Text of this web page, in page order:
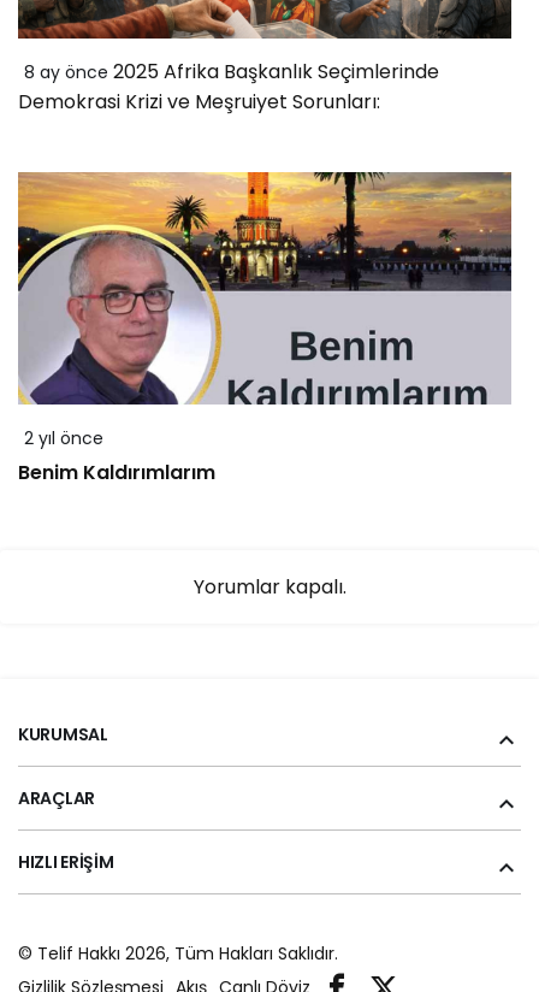
8 ay önce 2025 Afrika Başkanlık Seçimlerinde
Demokrasi Krizi ve Meşruiyet Sorunları:
2 yıl önce
Benim Kaldırımlarım
Yorumlar kapalı.
KURUMSAL
ARAÇLAR
HIZLI ERIŞIM
© Telif Hakkı 2026, Tüm Hakları Saklıdır.
Gizlilik Sözleşmesi Akış Canlı Döviz